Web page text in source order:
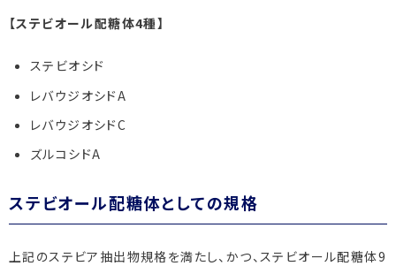
【ステビオール配糖体4種】
ステビオシド
レバウジオシドA
レバウジオシドC
ズルコシドA
ステビオール配糖体としての規格
上記のステビア抽出物規格を満たし、かつ、ステビオール配糖体9